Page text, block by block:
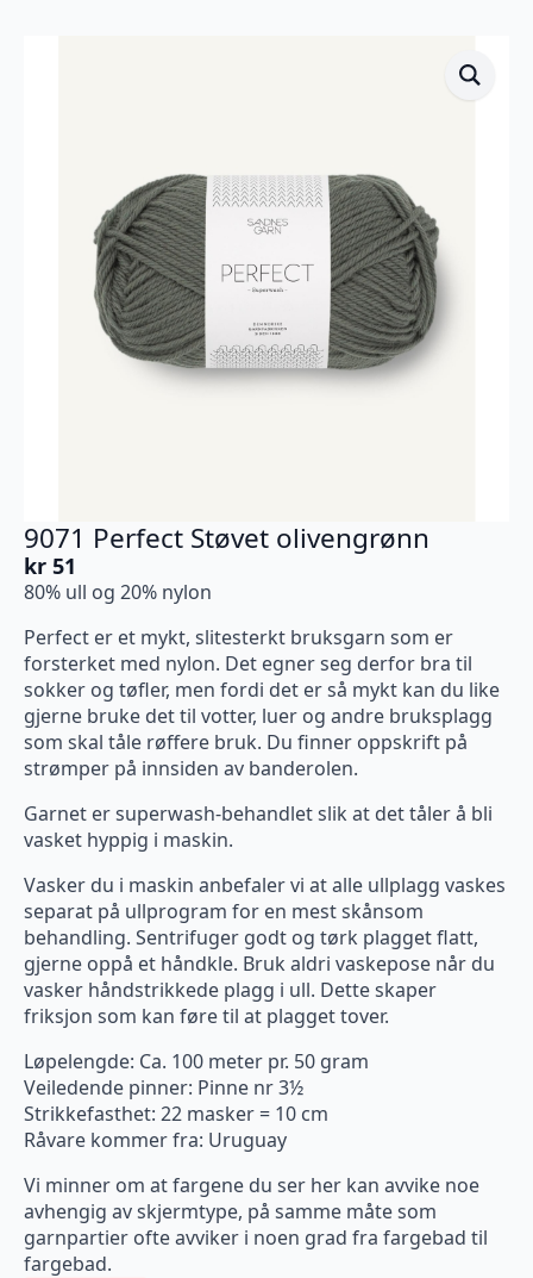
9071 Perfect Støvet olivengrønn
kr 51
80% ull og 20% nylon
Perfect er et mykt, slitesterkt bruksgarn som er
forsterket med nylon. Det egner seg derfor bra til
sokker og tøfler, men fordi det er så mykt kan du like
gjerne bruke det til votter, luer og andre bruksplagg
som skal tåle røffere bruk. Du finner oppskrift på
strømper på innsiden av banderolen.
Garnet er superwash-behandlet slik at det tåler å bli
vasket hyppig i maskin.
Vasker du i maskin anbefaler vi at alle ullplagg vaskes
separat på ullprogram for en mest skånsom
behandling. Sentrifuger godt og tørk plagget flatt,
gjerne oppå et håndkle. Bruk aldri vaskepose når du
vasker håndstrikkede plagg i ull. Dette skaper
friksjon som kan føre til at plagget tover.
Løpelengde: Ca. 100 meter pr. 50 gram
Veiledende pinner: Pinne nr 3½
Strikkefasthet: 22 masker = 10 cm
Råvare kommer fra: Uruguay
Vi minner om at fargene du ser her kan avvike noe
avhengig av skjermtype, på samme måte som
garnpartier ofte avviker i noen grad fra fargebad til
fargebad.